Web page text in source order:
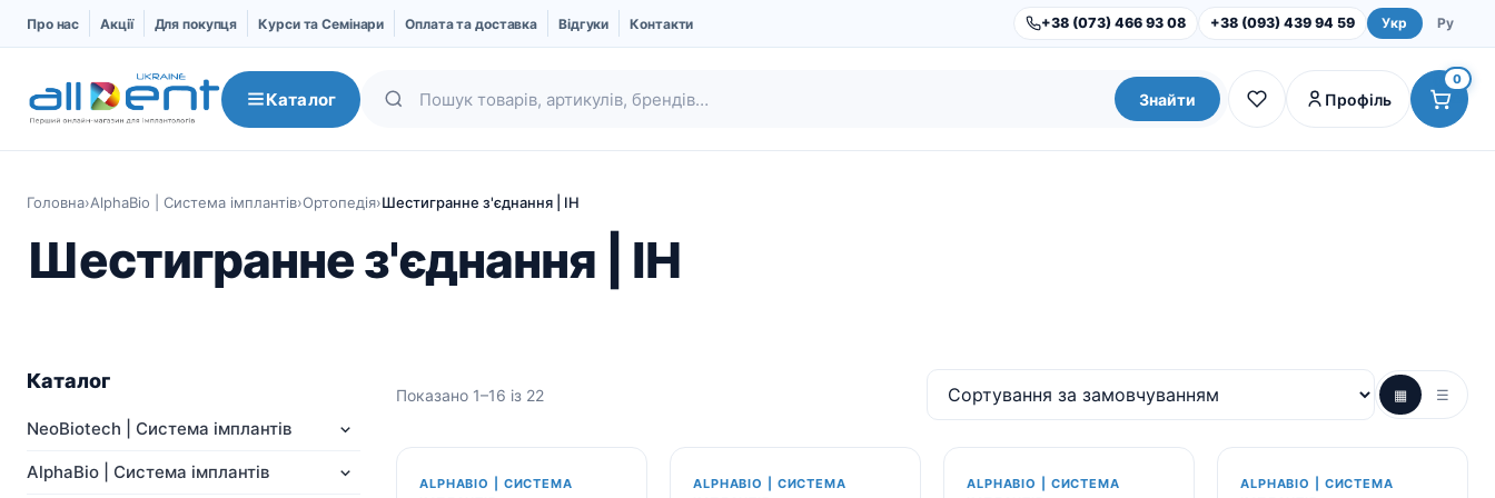
Про нас Акції Для покупця Курси та Семінари Оплата та доставка Відгуки Контакти +38 (073) 466 93 08 +38 (093) 439 94 59 Укр Ру
Каталог
NeoBiotech | Система
імплантів
Про компанію
AlphaBio | Система
Імпланти
замінник і Мембрани
Про компанію UBGEN
Dental Studio |
Інструменти та набори
Обладнання
Знайти Профіль
0
Головна›AlphaBio | Система імплантів›Ортопедія›Шестигранне з'єднання | IH
Шестигранне з'єднання | IH
Каталог
NeoBiotech | Система імплантів
AlphaBio | Система імплантів
Показано 1–16 із 22 ▦ ☰
ALPHABIO | СИСТЕМА
ALPHABIO | СИСТЕМА
ALPHABIO | СИСТЕМА
ALPHABIO | СИСТЕМА